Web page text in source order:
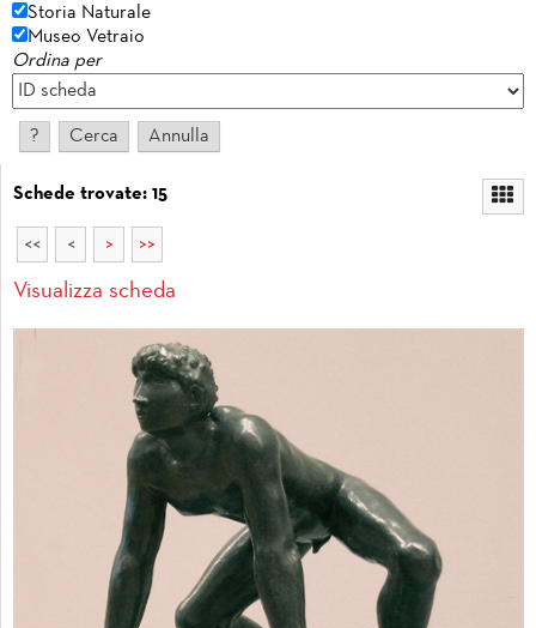
Storia Naturale
Museo Vetraio
Ordina per
Schede trovate: 15
<< < > >>
Visualizza scheda